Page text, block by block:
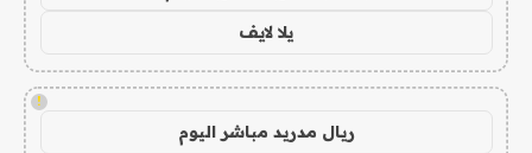
يلا لايف
!
ريال مدريد مباشر اليوم